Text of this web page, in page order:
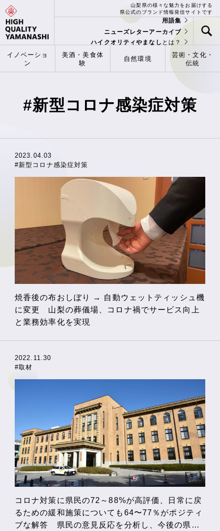
山梨県の様々な魅力をお届けする
県公式のブランド情報発信サイトです
用語集
ニューズレターアーカイブ
ハイクオリティやまなし とは？
イノベーショ
ン
美酒・美食体
験
自然環境
芸術・文化・
伝統
#新型コロナ感染症対策
2023.04.03
#新型コロナ感染症対策
焼香後の布おしぼり → 自動ウェットティッシュ機
に変更 山梨の葬儀場、コロナ禍でサービス向上
と業務効率化を実現
2022.11.30
#取材
コロナ対策に県民の72～88%が高評価、日常に戻
るための緩和施策についても64〜77％がポジティ
ブな解答 県民の意見反応を分析し、今後の県政